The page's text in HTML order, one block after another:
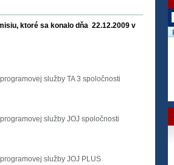
ktoré sa konalo dňa 22.12.2009 v
služby TA 3 spoločnosti
služby JOJ spoločnosti
služby JOJ PLUS